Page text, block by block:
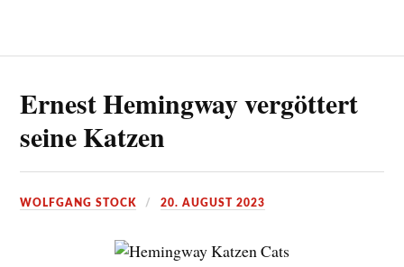
Ernest Hemingway vergöttert
seine Katzen
WOLFGANG STOCK 20. AUGUST 2023